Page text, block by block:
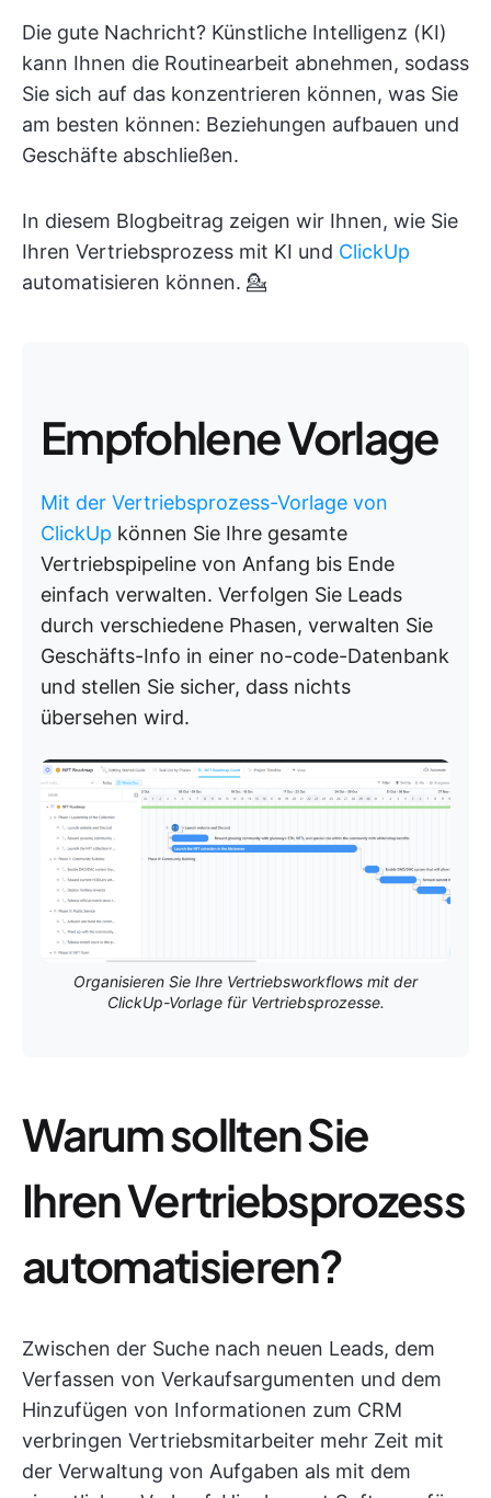
Die gute Nachricht? Künstliche Intelligenz (KI)
kann Ihnen die Routinearbeit abnehmen, sodass
Sie sich auf das konzentrieren können, was Sie
am besten können: Beziehungen aufbauen und
Geschäfte abschließen.
In diesem Blogbeitrag zeigen wir Ihnen, wie Sie
Ihren Vertriebsprozess mit KI und ClickUp
automatisieren können. 💁
Empfohlene Vorlage
Mit der Vertriebsprozess-Vorlage von
ClickUp können Sie Ihre gesamte
Vertriebspipeline von Anfang bis Ende
einfach verwalten. Verfolgen Sie Leads
durch verschiedene Phasen, verwalten Sie
Geschäfts-Info in einer no-code-Datenbank
und stellen Sie sicher, dass nichts
übersehen wird.
Organisieren Sie Ihre Vertriebsworkflows mit der
ClickUp-Vorlage für Vertriebsprozesse.
Warum sollten Sie
Ihren Vertriebsprozess
automatisieren?
Zwischen der Suche nach neuen Leads, dem
Verfassen von Verkaufsargumenten und dem
Hinzufügen von Informationen zum CRM
verbringen Vertriebsmitarbeiter mehr Zeit mit
der Verwaltung von Aufgaben als mit dem